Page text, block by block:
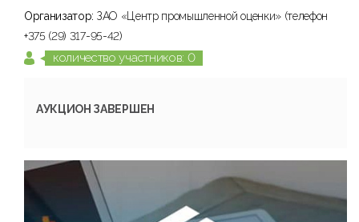
Организатор: ЗАО «Центр промышленной оценки» (телефон
+375 (29) 317-95-42)
количество участников: 0
АУКЦИОН ЗАВЕРШЕН